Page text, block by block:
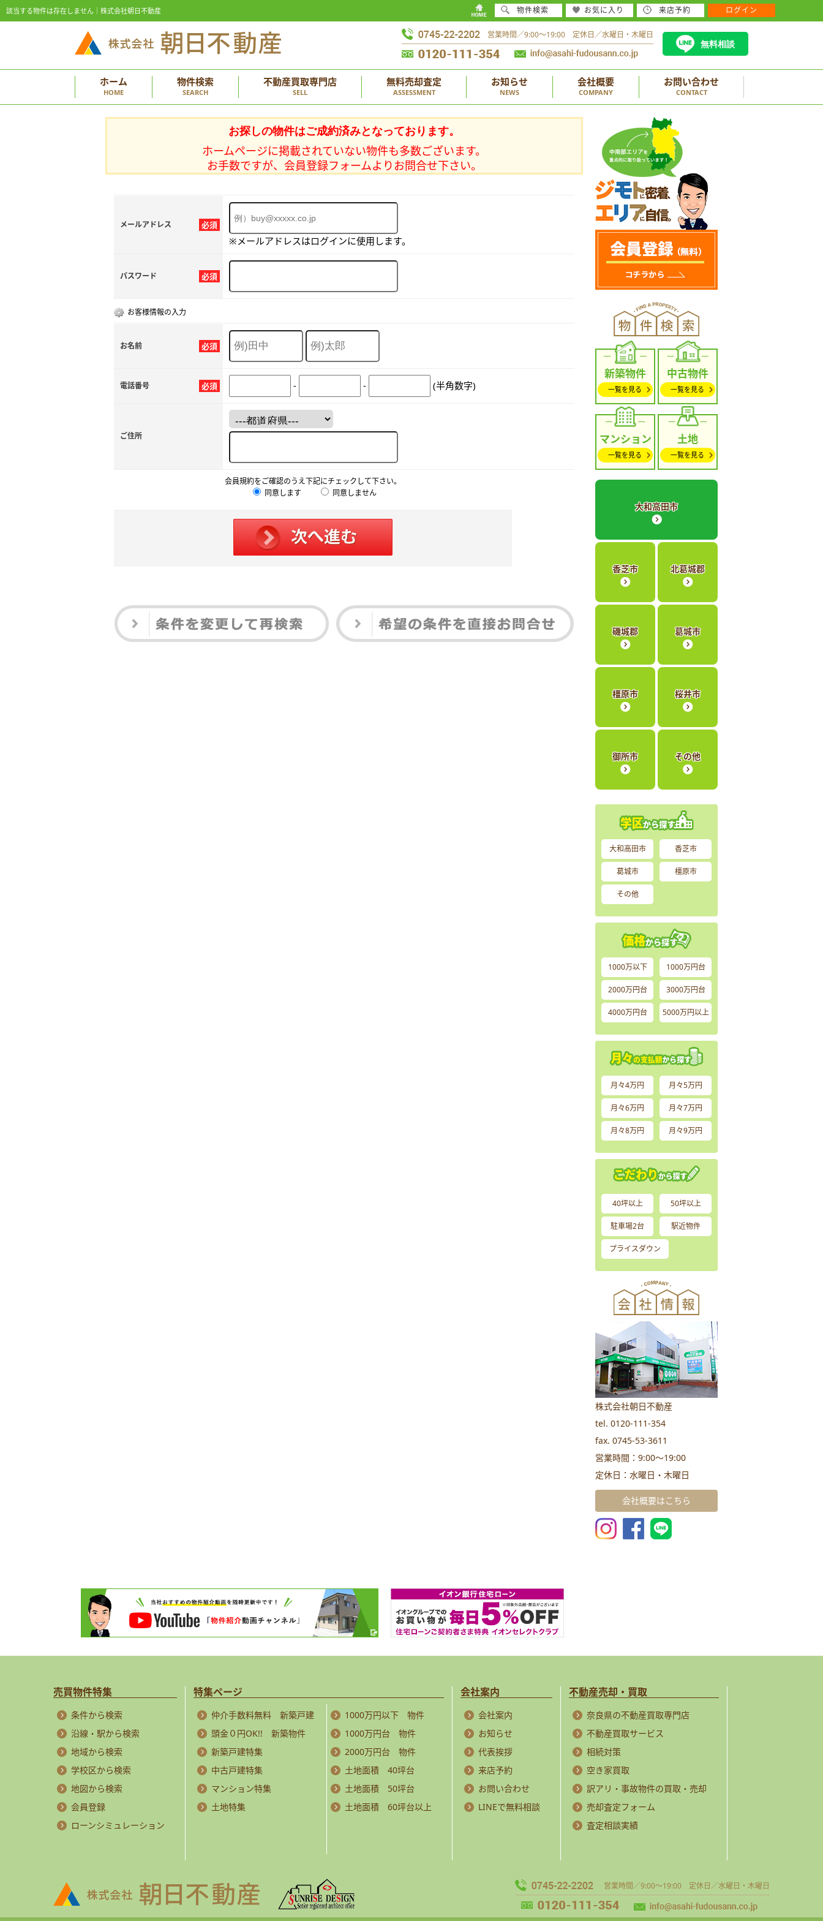
該当する物件は存在しません｜株式会社朝日不動産
営業時間／9:00～19:00 定休日／水曜日・木曜日
無料相談
ホーム
HOME
物件検索
SEARCH
不動産買取専門店
SELL
無料売却査定
ASSESSMENT
お知らせ
NEWS
会社概要
COMPANY
お問い合わせ
CONTACT
お探しの物件はご成約済みとなっております。
ホームページに掲載されていない物件も多数ございます。
お手数ですが、会員登録フォームよりお問合せ下さい。
必須
メールアドレス
※メールアドレスはログインに使用します。
必須
パスワード
お客様情報の入力
必須
お名前
必須
電話番号 - - (半角数字)
ご住所
会員規約をご確認のうえ下記にチェックして下さい。
同意します
同意しません
新築物件
一覧を見る
中古物件
一覧を見る
マンション
一覧を見る
土地
一覧を見る
大和高田市
香芝市 北葛城郡
磯城郡 葛城市
橿原市 桜井市
御所市 その他
大和高田市 香芝市
葛城市 橿原市
その他
1000万以下 1000万円台
2000万円台 3000万円台
4000万円台 5000万円以上
月々4万円 月々5万円
月々6万円 月々7万円
月々8万円 月々9万円
40坪以上 50坪以上
駐車場2台 駅近物件
プライスダウン
株式会社朝日不動産
tel. 0120-111-354
fax. 0745-53-3611
営業時間：9:00～19:00
定休日：水曜日・木曜日
会社概要はこちら
売買物件特集
条件から検索
沿線・駅から検索
地域から検索
学校区から検索
地図から検索
会員登録
ローンシミュレーション
特集ページ
仲介手数料無料 新築戸建
頭金０円OK!! 新築物件
新築戸建特集
中古戸建特集
マンション特集
土地特集
1000万円以下 物件
1000万円台 物件
2000万円台 物件
土地面積 40坪台
土地面積 50坪台
土地面積 60坪台以上
会社案内
会社案内
お知らせ
代表挨拶
来店予約
お問い合わせ
LINEで無料相談
不動産売却・買取
奈良県の不動産買取専門店
不動産買取サービス
相続対策
空き家買取
訳アリ・事故物件の買取・売却
売却査定フォーム
査定相談実績
営業時間／9:00～19:00 定休日／水曜日・木曜日
物件検索 お気に入り 来店予約 ログイン